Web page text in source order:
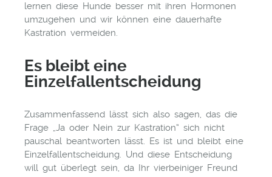
lernen diese Hunde besser mit ihren Hormonen
umzugehen und wir können eine dauerhafte
Kastration vermeiden.
Es bleibt eine
Einzelfallentscheidung
Zusammenfassend lässt sich also sagen, das die
Frage „Ja oder Nein zur Kastration“ sich nicht
pauschal beantworten lässt. Es ist und bleibt eine
Einzelfallentscheidung. Und diese Entscheidung
will gut überlegt sein, da Ihr vierbeiniger Freund